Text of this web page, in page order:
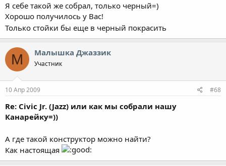
Я себе такой же собрал, только черный=)
Хорошо получилось у Вас!
Только стойки бы еще в черный покрасить
М Малышка Джаззик
Участник
10 Апр 2009 #68
Re: Civic Jr. (Jazz) или как мы собрали нашу
Канарейку=))
А где такой конструктор можно найти?
Как настоящая